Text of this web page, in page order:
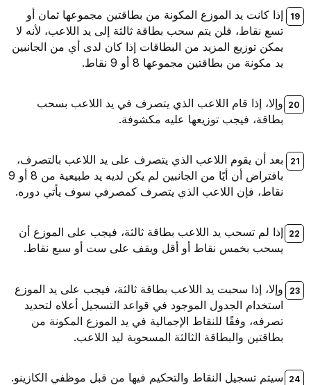
إذا كانت يد الموزع المكونة من بطاقتين مجموعها ثمان أو
تسع نقاط، فلن يتم سحب بطاقة ثالثة إلى يد اللاعب، لأنه لا
يمكن توزيع المزيد من البطاقات إذا كان لدى أي من الجانبين
يد مكونة من بطاقتين مجموعها 8 أو 9 نقاط.
وإلا، إذا قام اللاعب الذي يتصرف في يد اللاعب بسحب
بطاقة، فيجب توزيعها عليه مكشوفة.
بعد أن يقوم اللاعب الذي يتصرف على يد اللاعب بالتصرف،
بافتراض أن أيًا من الجانبين لم يكن لديه يد طبيعية من 8 أو 9
نقاط، فإن اللاعب الذي يتصرف كمصرفي سوف يأتي دوره.
إذا لم تسحب يد اللاعب بطاقة ثالثة، فيجب على الموزع أن
يسحب بخمس نقاط أو أقل ويقف على ست أو سبع نقاط.
وإلا، إذا سحبت يد اللاعب بطاقة ثالثة، فيجب على يد الموزع
استخدام الجدول الموجود في قواعد التسجيل أعلاه لتحديد
تصرفه، وفقًا للنقاط الإجمالية في يد الموزع المكونة من
بطاقتين والبطاقة الثالثة المسحوبة ليد اللاعب.
سيتم تسجيل النقاط والتحكيم فيها من قبل موظفي الكازينو.